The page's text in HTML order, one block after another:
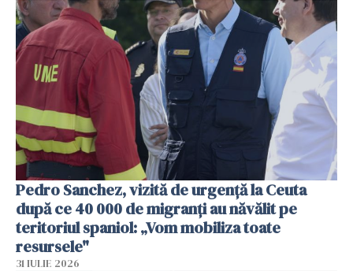
Pedro Sanchez, vizită de urgență la Ceuta
după ce 40 000 de migranți au năvălit pe
teritoriul spaniol: „Vom mobiliza toate
resursele"
31 IULIE 2026